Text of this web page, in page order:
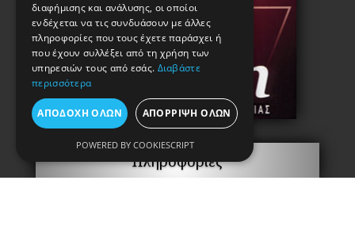
Πληροφορίες
διαφήμισης και ανάλυσης, οι οποίοι
ενδέχεται να τις συνδυάσουν με άλλες
πληροφορίες που τους έχετε παράσχει ή
που έχουν συλλέξει από τη χρήση των
υπηρεσιών τους από εσάς. Διαβάστε
περισσότερα
ΑΠΟΔΟΧΉ ΌΛΩΝ ΑΠΌΡΡΙΨΗ ΌΛΩΝ
POWERED BY COOKIESCRIPT